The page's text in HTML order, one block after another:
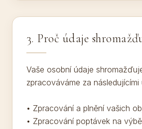
3. Proč údaje
Vaše osobní údaje
zpracováváme za následujícími
• Zpracování a plnění vašich
• Zpracování poptávek na